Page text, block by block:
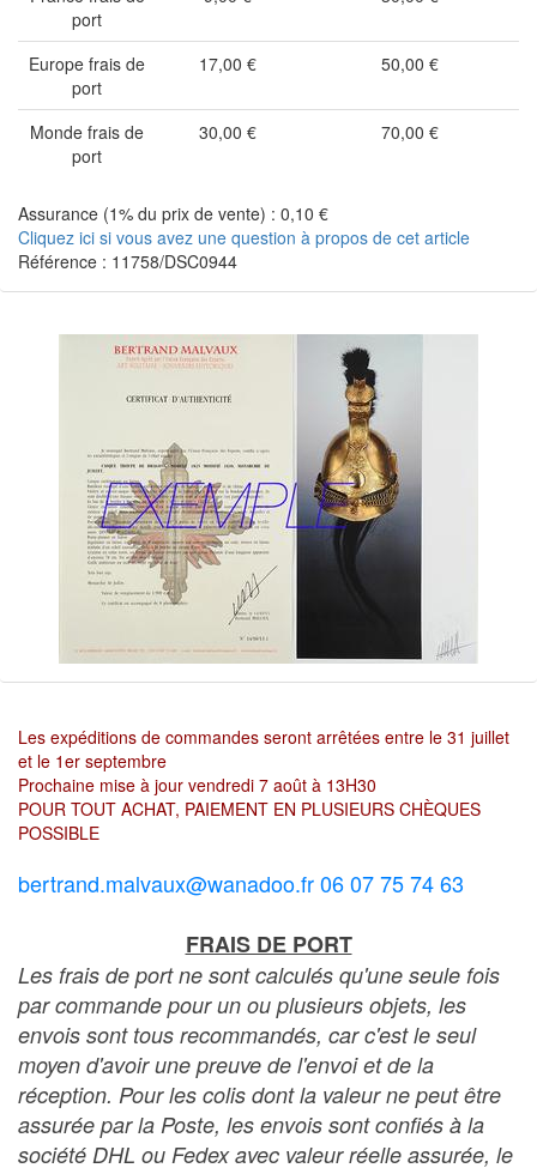
port
Europe frais de
port
17,00 € 50,00 €
Monde frais de
port
30,00 € 70,00 €
Assurance (1% du prix de vente) : 0,10 €
Cliquez ici si vous avez une question à propos de cet article
Référence : 11758/DSC0944
Les expéditions de commandes seront arrêtées entre le 31 juillet
et le 1er septembre
Prochaine mise à jour vendredi 7 août à 13H30
POUR TOUT ACHAT, PAIEMENT EN PLUSIEURS CHÈQUES
POSSIBLE
bertrand.malvaux@wanadoo.fr 06 07 75 74 63
FRAIS DE PORT
Les frais de port ne sont calculés qu'une seule fois
par commande pour un ou plusieurs objets, les
envois sont tous recommandés, car c'est le seul
moyen d'avoir une preuve de l'envoi et de la
réception. Pour les colis dont la valeur ne peut être
assurée par la Poste, les envois sont confiés à la
société DHL ou Fedex avec valeur réelle assurée, le